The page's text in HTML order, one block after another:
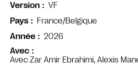
Avec
Avec Zar Amir Ebrahimi, Alexis
Version
VF
Pays
France/Belgique
Année
2026